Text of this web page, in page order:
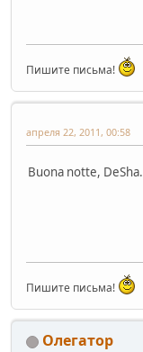
Пишите письма!
апреля 22, 2011, 00:58
Buona notte, DeSha.
Пишите письма!
Олегатор